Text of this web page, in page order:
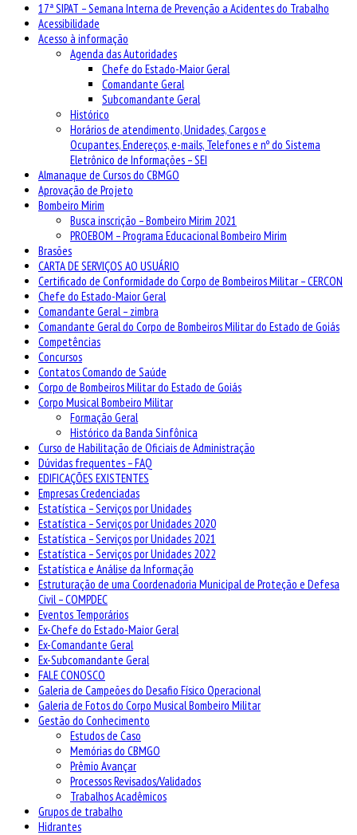
17ª SIPAT – Semana Interna de Prevenção a Acidentes do Trabalho
Acessibilidade
Acesso à informação
Agenda das Autoridades
Chefe do Estado-Maior Geral
Comandante Geral
Subcomandante Geral
Histórico
Horários de atendimento, Unidades, Cargos e
Ocupantes, Endereços, e-mails, Telefones e nº do Sistema
Eletrônico de Informações – SEI
Almanaque de Cursos do CBMGO
Aprovação de Projeto
Bombeiro Mirim
Busca inscrição – Bombeiro Mirim 2021
PROEBOM – Programa Educacional Bombeiro Mirim
Brasões
CARTA DE SERVIÇOS AO USUÁRIO
Certificado de Conformidade do Corpo de Bombeiros Militar – CERCON
Chefe do Estado-Maior Geral
Comandante Geral – zimbra
Comandante Geral do Corpo de Bombeiros Militar do Estado de Goiás
Competências
Concursos
Contatos Comando de Saúde
Corpo de Bombeiros Militar do Estado de Goiás
Corpo Musical Bombeiro Militar
Formação Geral
Histórico da Banda Sinfônica
Curso de Habilitação de Oficiais de Administração
Dúvidas frequentes – FAQ
EDIFICAÇÕES EXISTENTES
Empresas Credenciadas
Estatística – Serviços por Unidades
Estatística – Serviços por Unidades 2020
Estatística – Serviços por Unidades 2021
Estatística – Serviços por Unidades 2022
Estatística e Análise da Informação
Estruturação de uma Coordenadoria Municipal de Proteção e Defesa
Civil – COMPDEC
Eventos Temporários
Ex-Chefe do Estado-Maior Geral
Ex-Comandante Geral
Ex-Subcomandante Geral
FALE CONOSCO
Galeria de Campeões do Desafio Físico Operacional
Galeria de Fotos do Corpo Musical Bombeiro Militar
Gestão do Conhecimento
Estudos de Caso
Memórias do CBMGO
Prêmio Avançar
Processos Revisados/Validados
Trabalhos Acadêmicos
Grupos de trabalho
Hidrantes